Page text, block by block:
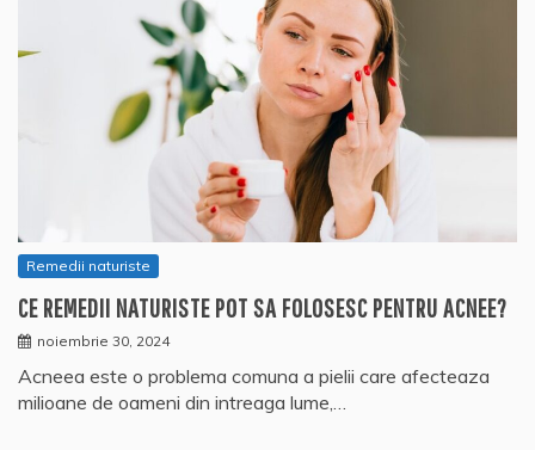
Remedii naturiste
CE REMEDII NATURISTE POT SA FOLOSESC PENTRU ACNEE?
noiembrie 30, 2024
Acneea este o problema comuna a pielii care afecteaza
milioane de oameni din intreaga lume,…